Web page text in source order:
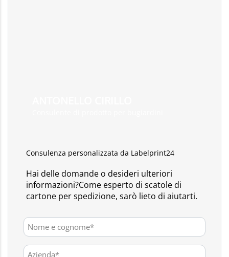
Consulenza personalizzata da Labelprint24
Hai delle domande o desideri ulteriori
informazioni?Come esperto di scatole di
cartone per spedizione, sarò lieto di aiutarti.